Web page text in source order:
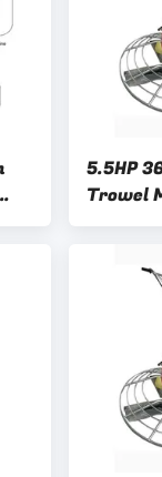
5.5HP
Trowel